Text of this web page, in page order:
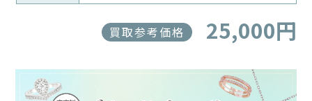
買取参考価格 25,000円